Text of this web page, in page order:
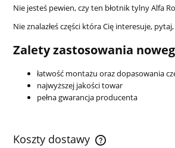
Nie jesteś pewien, czy ten błotnik tylny Alfa
Nie znalazłeś części która Cię interesuje,
Zalety zastosowania
łatwość montażu oraz dopasowania
najwyższej jakości towar
pełna gwarancja producenta
Koszty dostawy